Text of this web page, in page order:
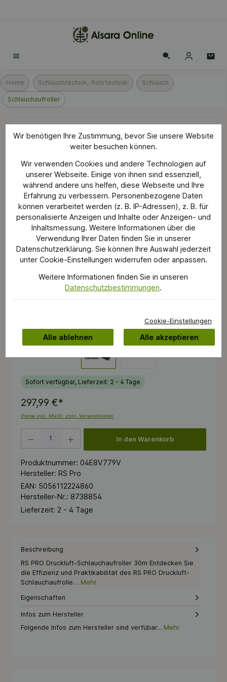
Home Schlauchtechnik, Rohrtechnik Schlauch
Schlauchaufroller
Druckluft-Schlauchaufroller 30m | Ø
8mm | inkl. Schlauch 200psi
Bildergalerie überspringen
Sofort verfügbar, Lieferzeit: 2 - 4 Tage
297,99 €*
Preise inkl. MwSt. zzgl. Versandkosten
In den Warenkorb
Produktnummer: 04E8V779V
Hersteller: RS Pro
EAN: 5056112224860
Hersteller-Nr.: 8738854
Lieferzeit: 2 - 4 Tage
Beschreibung
RS PRO Druckluft-Schlauchaufroller 30m Entdecken Sie
die Effizienz und Praktikabilität des RS PRO Druckluft-
Schlauchaufrolle… Mehr
Eigenschaften
Infos zum Hersteller
Folgende Infos zum Hersteller sind verfübar... Mehr
Wir benötigen Ihre Zustimmung, bevor Sie unsere Website
weiter besuchen können.
Wir verwenden Cookies und andere Technologien auf
unserer Webseite. Einige von ihnen sind essenziell,
während andere uns helfen, diese Webseite und Ihre
Erfahrung zu verbessern. Personenbezogene Daten
können verarbeitet werden (z. B. IP-Adressen), z. B. für
personalisierte Anzeigen und Inhalte oder Anzeigen- und
Inhaltsmessung. Weitere Informationen über die
Verwendung Ihrer Daten finden Sie in unserer
Datenschutzerklärung. Sie können Ihre Auswahl jederzeit
unter Cookie-Einstellungen widerrufen oder anpassen.
Weitere Informationen finden Sie in unseren
Datenschutzbestimmungen.
Cookie-Einstellungen
Alle ablehnen Alle akzeptieren